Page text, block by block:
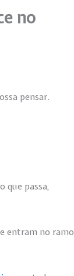
no
pensar.
que passa,
entram no ramo